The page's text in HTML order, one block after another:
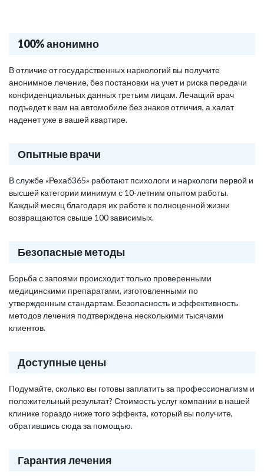
100% анонимно
В отличие от государственных наркологий вы получите
анонимное лечение, без постановки на учет и риска передачи
конфиденциальных данных третьим лицам. Лечащий врач
подъедет к вам на автомобиле без знаков отличия, а халат
наденет уже в вашей квартире.
Опытные врачи
В службе «Рехаб365» работают психологи и наркологи первой и
высшей категории минимум с 10-летним опытом работы.
Каждый месяц благодаря их работе к полноценной жизни
возвращаются свыше 100 зависимых.
Безопасные методы
Борьба с запоями происходит только проверенными
медицинскими препаратами, изготовленными по
утвержденным стандартам. Безопасность и эффективность
методов лечения подтверждена несколькими тысячами
клиентов.
Доступные цены
Подумайте, сколько вы готовы заплатить за профессионализм и
положительный результат? Стоимость услуг компании в нашей
клинике гораздо ниже того эффекта, который вы получите,
обратившись сюда за помощью.
Гарантия лечения